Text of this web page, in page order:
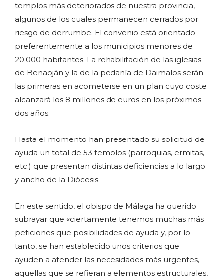
templos más deteriorados de nuestra provincia,
algunos de los cuales permanecen cerrados por
riesgo de derrumbe. El convenio está orientado
preferentemente a los municipios menores de
20.000 habitantes. La rehabilitación de las iglesias
de Benaoján y la de la pedanía de Daimalos serán
las primeras en acometerse en un plan cuyo coste
alcanzará los 8 millones de euros en los próximos
dos años.
Hasta el momento han presentado su solicitud de
ayuda un total de 53 templos (parroquias, ermitas,
etc.) que presentan distintas deficiencias a lo largo
y ancho de la Diócesis.
En este sentido, el obispo de Málaga ha querido
subrayar que «ciertamente tenemos muchas más
peticiones que posibilidades de ayuda y, por lo
tanto, se han establecido unos criterios que
ayuden a atender las necesidades más urgentes,
aquellas que se refieran a elementos estructurales,